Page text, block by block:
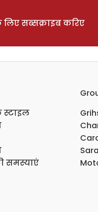
लिए सब्सक्राइब करिए
स्टाइल
समस्याएं